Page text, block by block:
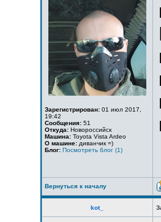
Зарегистрирован: 01 июл 2017,
19:42
Сообщения: 51
Откуда: Новороссийск
Машина: Toyota Vista Ardeo
О машине: диванчик =)
Блог: Посмотреть блог (1)
Вернуться к началу
kot_